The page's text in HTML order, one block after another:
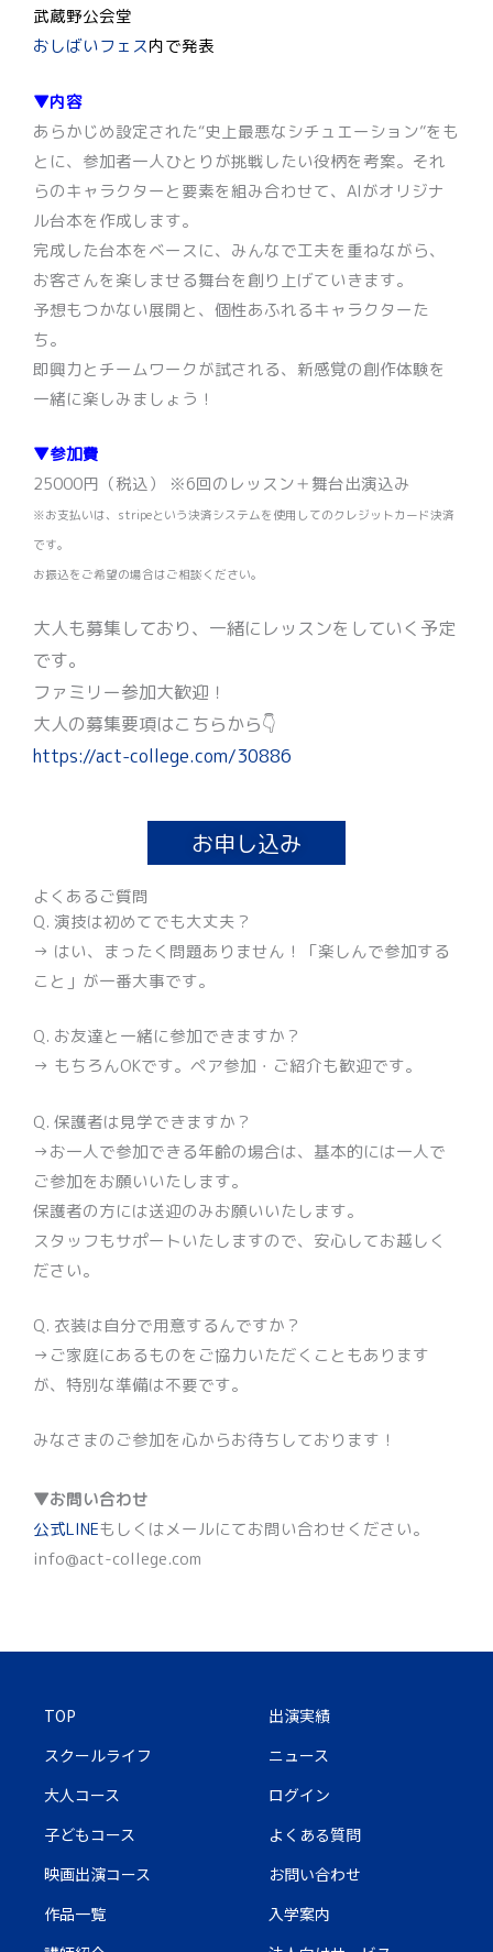
武蔵野公会堂
おしばいフェス内で発表
▼内容
あらかじめ設定された“史上最悪なシチュエーション”をも
とに、参加者一人ひとりが挑戦したい役柄を考案。それ
らのキャラクターと要素を組み合わせて、AIがオリジナ
ル台本を作成します。
完成した台本をベースに、みんなで工夫を重ねながら、
お客さんを楽しませる舞台を創り上げていきます。
予想もつかない展開と、個性あふれるキャラクターた
ち。
即興力とチームワークが試される、新感覚の創作体験を
一緒に楽しみましょう！
▼参加費
25000円（税込） ※6回のレッスン＋舞台出演込み
※お支払いは、stripeという決済システムを使用してのクレジットカード決済
です。
お振込をご希望の場合はご相談ください。
大人も募集しており、一緒にレッスンをしていく予定
です。
ファミリー参加大歓迎！
大人の募集要項はこちらから👇
https://act-college.com/30886
お申し込み
よくあるご質問
Q. 演技は初めてでも大丈夫？
→ はい、まったく問題ありません！「楽しんで参加する
こと」が一番大事です。
Q. お友達と一緒に参加できますか？
→ もちろんOKです。ペア参加・ご紹介も歓迎です。
Q. 保護者は見学できますか？
→お一人で参加できる年齢の場合は、基本的には一人で
ご参加をお願いいたします。
保護者の方には送迎のみお願いいたします。
スタッフもサポートいたしますので、安心してお越しく
ださい。
Q. 衣装は自分で用意するんですか？
→ご家庭にあるものをご協力いただくこともあります
が、特別な準備は不要です。
みなさまのご参加を心からお待ちしております！
▼お問い合わせ
公式LINEもしくはメールにてお問い合わせください。
info@act-college.com
TOP
スクールライフ
大人コース
子どもコース
映画出演コース
作品一覧
出演実績
ニュース
ログイン
よくある質問
お問い合わせ
入学案内